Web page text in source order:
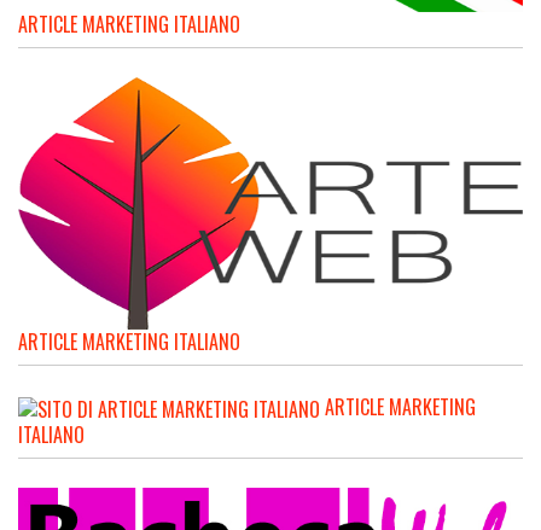
ARTICLE MARKETING ITALIANO
ARTICLE MARKETING ITALIANO
ARTICLE MARKETING
ITALIANO